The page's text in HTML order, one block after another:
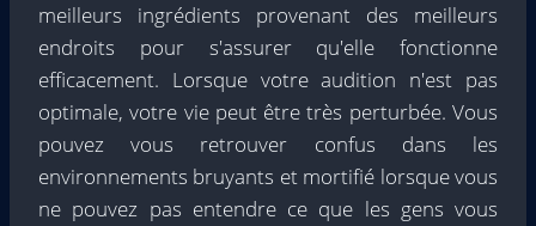
meilleurs ingrédients provenant des meilleurs
endroits pour s'assurer qu'elle fonctionne
efficacement. Lorsque votre audition n'est pas
optimale, votre vie peut être très perturbée. Vous
pouvez vous retrouver confus dans les
environnements bruyants et mortifié lorsque vous
ne pouvez pas entendre ce que les gens vous